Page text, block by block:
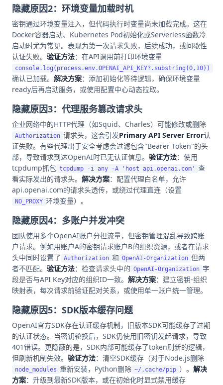
隐藏原因2：环境变量加载时机
密钥通过环境变量注入，但代码执行时变量尚未加载完成。这在
Docker容器启动、Kubernetes Pod初始化或Serverless函数冷
启动时尤为常见。表现为第一次请求失败，后续成功，或间歇性
认证失败。 验证方法：在API调用前打印环境变量
console.log(process.env.OPENAI_API_KEY?.substring(0,10))
确认已加载。 解决方案：添加初始化等待逻辑，确保环境变量
ready后再启动服务，或使用配置中心动态拉取。
隐藏原因3：代理服务篡改请求头
企业网络中的HTTP代理（如Squid、Charles）可能修改或删除
Authorization 请求头，这会引发Primary API Server Error认
证失败。有些代理出于安全考虑会过滤包含"Bearer Token"的头
部，导致请求到达OpenAI时已无认证信息。 验证方法：使用
tcpdump抓包 tcpdump -i any -A 'host api.openai.com'
查
看实际发出的请求头。 解决方案：配置代理白名单，允许
api.openai.com的请求头透传，或绕过代理直连（设置
NO_PROXY 环境变量）。
隐藏原因4：多账户并发冲突
团队使用多个OpenAI账户分担流量，但密钥管理混乱导致跨账
户请求。例如用账户A的密钥请求账户B的组织资源，或者在请求
头中同时设置了 Authorization 和 OpenAI-Organization 但两
者不匹配。 验证方法：检查请求头中的 OpenAI-Organization 字
段是否与API Key对应的组织ID一致。 解决方案：建立密钥-组织
映射表，每次请求前验证配对关系，或使用单一账户统一管理。
隐藏原因5：SDK版本缓存问题
OpenAI官方SDK存在认证缓存机制，旧版本SDK可能缓存了过期
的认证状态。当密钥轮换后，SDK仍使用旧密钥发起请求，导致
401错误。更隐蔽的是，SDK内部可能缓存了token刷新的逻辑，
但刷新机制失效。 验证方法：清空SDK缓存（对于Node.js删除
node_modules 重新安装，Python删除 ~/.cache/pip ）。 解决
方案：升级到最新SDK版本，或在初始化时显式禁用缓存